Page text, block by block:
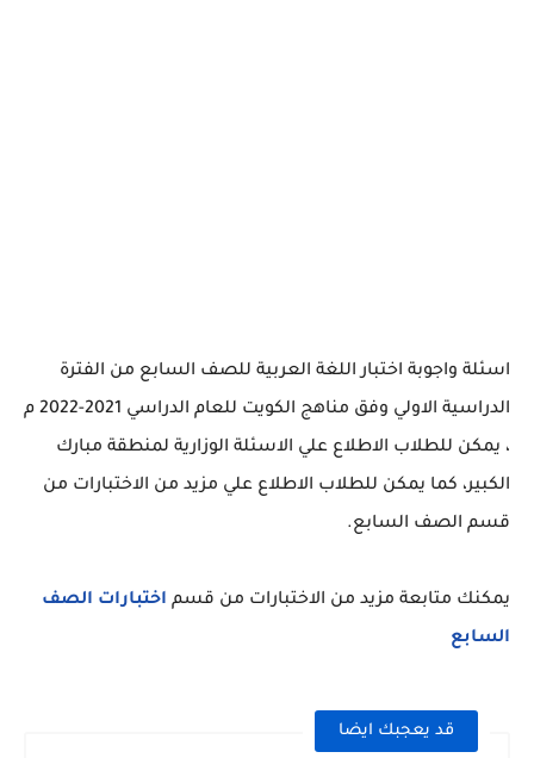
اسئلة واجوبة اختبار اللغة العربية للصف السابع من الفترة
الدراسية الاولي وفق مناهج الكويت للعام الدراسي 2021-2022 م
، يمكن للطلاب الاطلاع علي الاسئلة الوزارية لمنطقة مبارك
الكبير، كما يمكن للطلاب الاطلاع علي مزيد من الاختبارات من
قسم الصف السابع.
يمكنك متابعة مزيد من الاختبارات من قسم اختبارات الصف
السابع
قد يعجبك ايضا